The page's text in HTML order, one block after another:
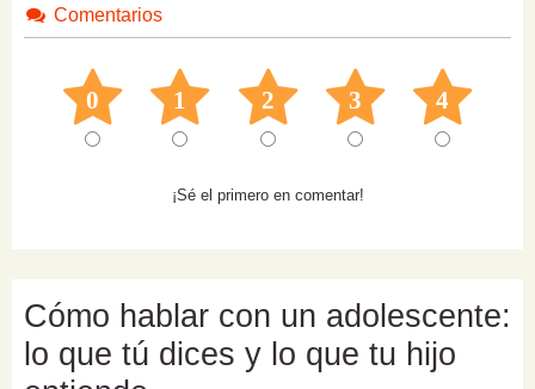
Comentarios
0 1 2 3 4
¡Sé el primero en comentar!
Cómo hablar con un adolescente:
lo que tú dices y lo que tu hijo